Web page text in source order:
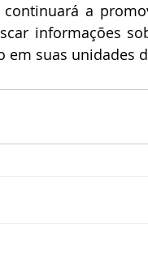
a
informações
em suas unidades